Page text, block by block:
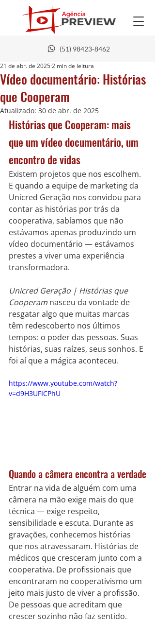
(51) 98423-8462
Vídeo documentário: Histórias
que Cooperam
21 de abr. de 20252 min de leitura
Atualizado: 30 de abr. de 2025
Histórias que Cooperam: mais
que um vídeo documentário, um
encontro de vidas
Existem projetos que nos escolhem.
E quando a equipe de marketing da
Unicred Geração nos convidou para
contar as histórias por trás da
cooperativa, sabíamos que não
estávamos apenas produzindo um
vídeo documentário — estávamos
prestes a viver uma experiência
transformadora.
Unicred Geração | Histórias que
Cooperam nasceu da vontade de
resgatar algo que muitas marcas
têm redescoberto nos últimos
tempos: o poder das pessoas. Suas
histórias, suas raízes, seus sonhos. E
foi aí que a mágica aconteceu.
https://www.youtube.com/watch?
v=d9H3UFICPhU
Quando a câmera encontra a verdade
Entrar na vida de alguém com uma
câmera na mão exige mais do que
técnica — exige respeito,
sensibilidade e escuta. Durante as
gravações, conhecemos histórias
que nos atravessaram. Histórias de
médicos que cresceram junto com a
cooperativa. De profissionais que
encontraram no cooperativismo um
jeito mais justo de viver a profissão.
De pessoas que acreditam que
crescer sozinho não faz sentido.